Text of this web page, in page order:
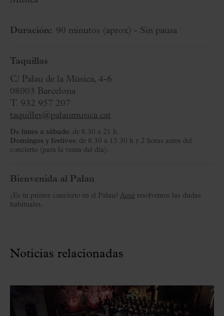
Duración: 90 minutos (aprox) - Sin pausa
Taquillas
C/ Palau de la Música, 4-6
08003 Barcelona
T. 932 957 207
taquilles@palaumusica.cat
De lunes a sábado: de 8.30 a 21 h.
Domingos y festivos: de 8.30 a 15.30 h y 2 horas antes del
concierto (para la venta del día).
Bienvenida al Palau
¿Es tu primer concierto en el Palau? Aquí resolvemos las dudas
habituales.
Noticias relacionadas